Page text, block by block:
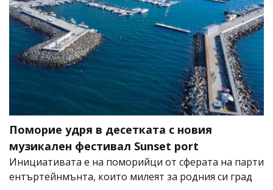
Поморие удря в десетката с новия
музикален фестивал Sunset port
Инициативата е на поморийци от сферата на парти
ентъртейнмънта, които милеят за родния си град